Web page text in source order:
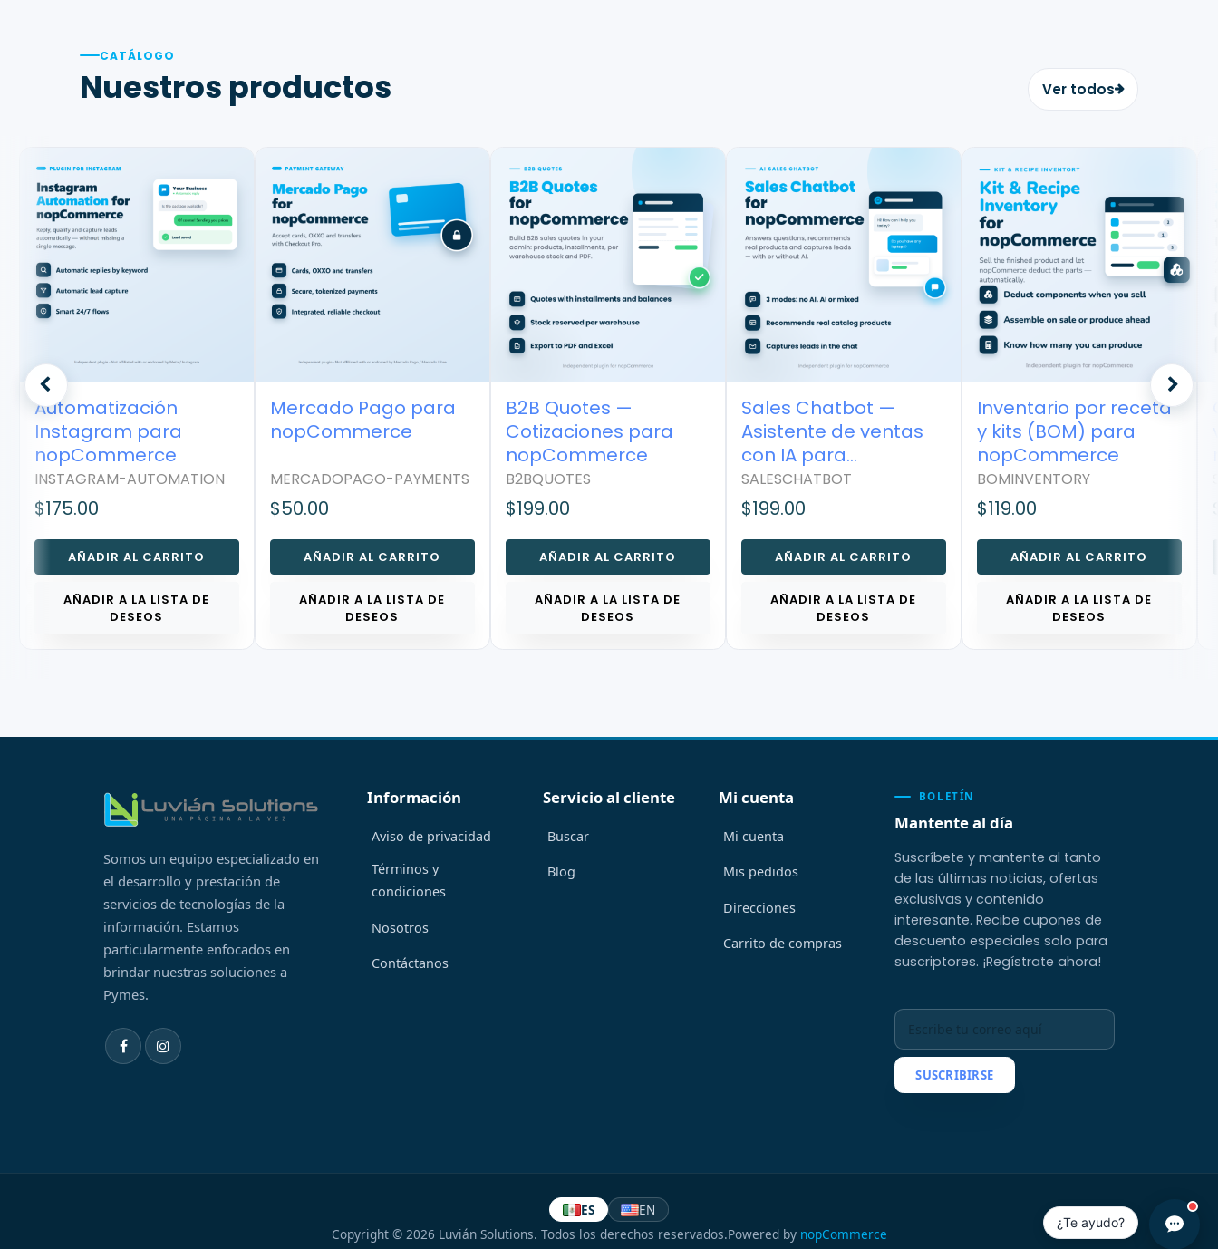
CATÁLOGO
Nuestros productos Ver todos
Automatización
Instagram para
nopCommerce
INSTAGRAM-AUTOMATION
$175.00
AÑADIR AL CARRITO
AÑADIR A LA LISTA DE
DESEOS
Mercado Pago para
nopCommerce
MERCADOPAGO-PAYMENTS
$50.00
AÑADIR AL CARRITO
AÑADIR A LA LISTA DE
DESEOS
B2B Quotes —
Cotizaciones para
nopCommerce
B2BQUOTES
$199.00
AÑADIR AL CARRITO
AÑADIR A LA LISTA DE
DESEOS
Sales Chatbot —
Asistente de ventas
con IA para
nopCommerce
SALESCHATBOT
$199.00
AÑADIR AL CARRITO
AÑADIR A LA LISTA DE
DESEOS
Inventario por receta
y kits (BOM) para
nopCommerce
BOMINVENTORY
$119.00
AÑADIR AL CARRITO
AÑADIR A LA LISTA DE
DESEOS
Somos un equipo especializado en
el desarrollo y prestación de
servicios de tecnologías de la
información. Estamos
particularmente enfocados en
brindar nuestras soluciones a
Pymes.
Información
Aviso de privacidad
Términos y
condiciones
Nosotros
Contáctanos
Servicio al cliente
Buscar
Blog
Mi cuenta
Mi cuenta
Mis pedidos
Direcciones
Carrito de compras
BOLETÍN
Mantente al día
Suscríbete y mantente al tanto
de las últimas noticias, ofertas
exclusivas y contenido
interesante. Recibe cupones de
descuento especiales solo para
suscriptores. ¡Regístrate ahora!
SUSCRIBIRSE
ES
EN
Copyright © 2026 Luvián Solutions. Todos los derechos reservados.Powered by nopCommerce
¿Te ayudo?